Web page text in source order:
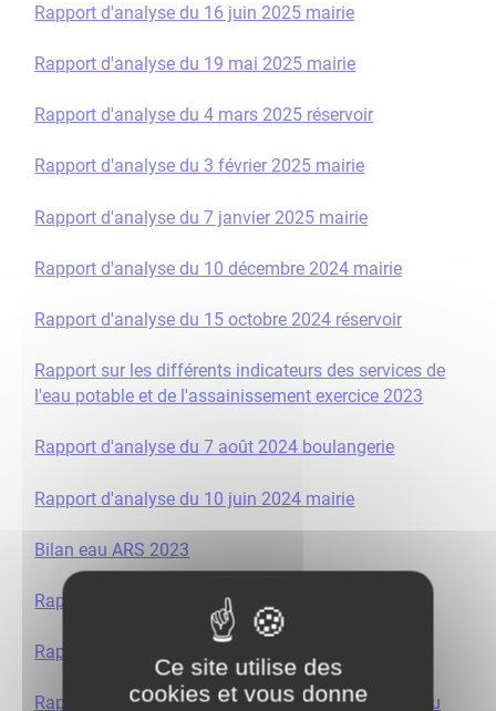
Rapport d'analyse du 16 juin 2025 mairie
Rapport d'analyse du 19 mai 2025 mairie
Rapport d'analyse du 4 mars 2025 réservoir
Rapport d'analyse du 3 février 2025 mairie
Rapport d'analyse du 7 janvier 2025 mairie
Rapport d'analyse du 10 décembre 2024 mairie
Rapport d'analyse du 15 octobre 2024 réservoir
Rapport sur les différents indicateurs des services de
l'eau potable et de l'assainissement exercice 2023
Rapport d'analyse du 7 août 2024 boulangerie
Rapport d'analyse du 10 juin 2024 mairie
Bilan eau ARS 2023
Rapport d'analyse du 14 mai 2024 mairie
Rapport d'analyse du 15 avril 2024 réservoir
Rapport d'analyse du 15 avril 2024 STP Robinet eau
Ce site utilise des
cookies et vous donne